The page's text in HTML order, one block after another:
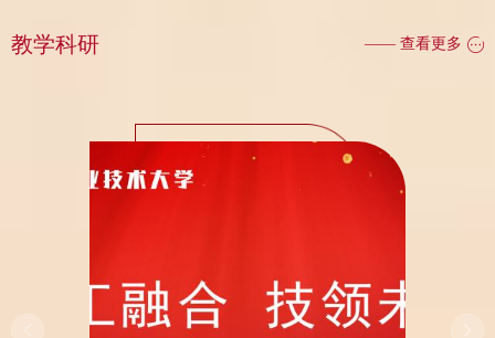
校...
教学科研 —— 查看更多